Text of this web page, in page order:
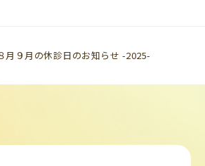
月９月の休診日のお知らせ -2025-